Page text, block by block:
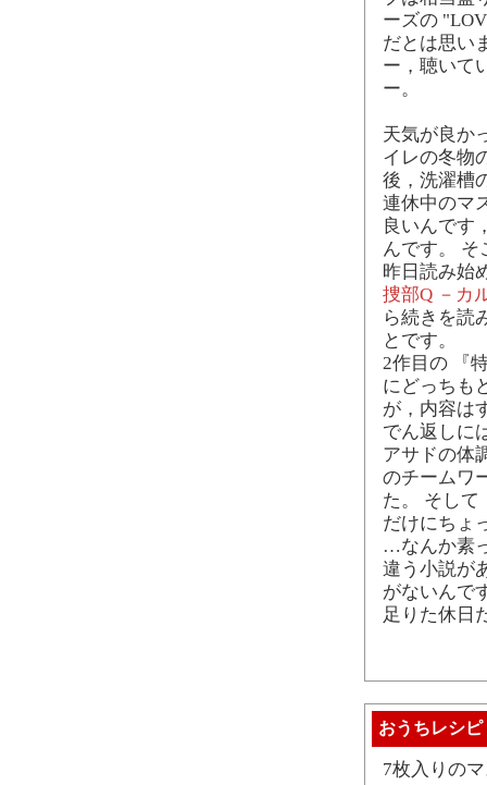
ーズの
だとは思い
ー，聴いて
ー。
天気が良か
イレの冬物
後，洗濯槽
連休中のマ
良いんです
んです。 そ
昨日読み始
捜部Q －カ
ら続きを読
とです。
2作目の 『
にどっちも
が，内容は
でん返しに
アサドの体
のチームワ
た。 そして
だけにちょ
…なんか素
違う小説が
がないんで
足りた休日
おうちレシピ
7枚入りの